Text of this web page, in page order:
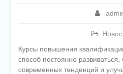
Курсы повышения
способ постоянно развиваться,
современных тенденций и